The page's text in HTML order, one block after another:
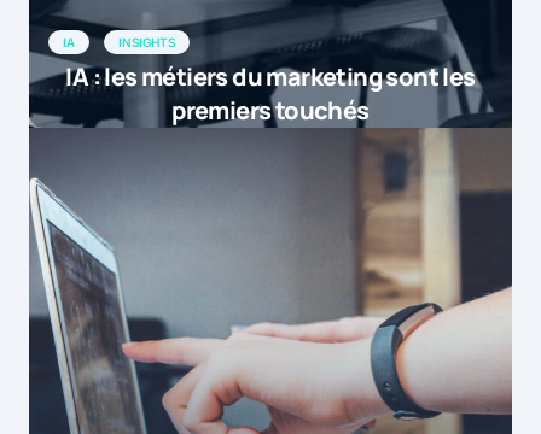
IA INSIGHTS
IA : les métiers du marketing sont les
premiers touchés